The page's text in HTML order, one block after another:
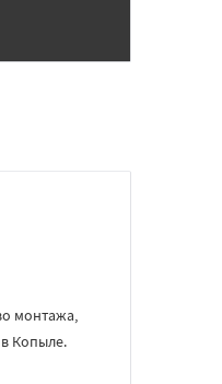
монтажа,
Копыле.